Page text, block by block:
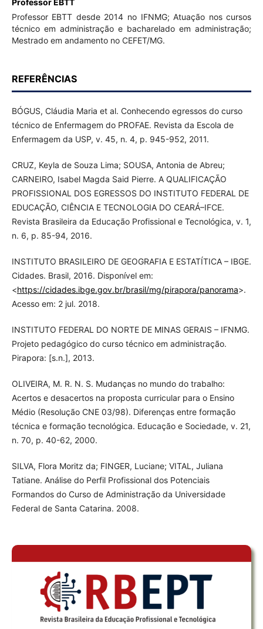
Professor EBTT
Professor EBTT desde 2014 no IFNMG; Atuação nos cursos
técnico em administração e bacharelado em administração;
Mestrado em andamento no CEFET/MG.
REFERÊNCIAS
BÓGUS, Cláudia Maria et al. Conhecendo egressos do curso
técnico de Enfermagem do PROFAE. Revista da Escola de
Enfermagem da USP, v. 45, n. 4, p. 945-952, 2011.
CRUZ, Keyla de Souza Lima; SOUSA, Antonia de Abreu;
CARNEIRO, Isabel Magda Said Pierre. A QUALIFICAÇÃO
PROFISSIONAL DOS EGRESSOS DO INSTITUTO FEDERAL DE
EDUCAÇÃO, CIÊNCIA E TECNOLOGIA DO CEARÁ–IFCE.
Revista Brasileira da Educação Profissional e Tecnológica, v. 1,
n. 6, p. 85-94, 2016.
INSTITUTO BRASILEIRO DE GEOGRAFIA E ESTATÍTICA – IBGE.
Cidades. Brasil, 2016. Disponível em:
<https://cidades.ibge.gov.br/brasil/mg/pirapora/panorama>.
Acesso em: 2 jul. 2018.
INSTITUTO FEDERAL DO NORTE DE MINAS GERAIS – IFNMG.
Projeto pedagógico do curso técnico em administração.
Pirapora: [s.n.], 2013.
OLIVEIRA, M. R. N. S. Mudanças no mundo do trabalho:
Acertos e desacertos na proposta curricular para o Ensino
Médio (Resolução CNE 03/98). Diferenças entre formação
técnica e formação tecnológica. Educação e Sociedade, v. 21,
n. 70, p. 40-62, 2000.
SILVA, Flora Moritz da; FINGER, Luciane; VITAL, Juliana
Tatiane. Análise do Perfil Profissional dos Potenciais
Formandos do Curso de Administração da Universidade
Federal de Santa Catarina. 2008.